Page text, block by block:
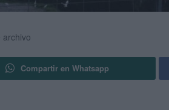
archivo
Compartir en Whatsapp